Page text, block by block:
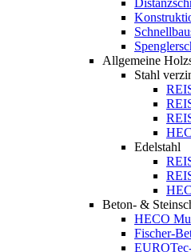
Allgemeine
Stahl
Edelstahl
Beton- &
HECO
Fischer-